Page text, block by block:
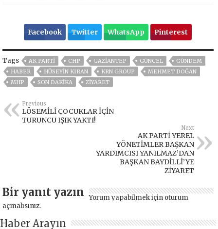
Facebook Twitter WhatsApp Pinterest
Tags AK PARTİ CHP GAZIANTEP GÜNCEL
GÜNDEM
HABER
HÜSEYIN KIRAN KRN GROUP
MEHMET DOĞAN
MHP
SON DAKIKA ZIYARET
Previous
LÖSEMİLİ ÇOCUKLAR İÇİN
TURUNCU IŞIK YAKTI!
Next
AK PARTİ YEREL
YÖNETİMLER BAŞKAN
YARDIMCISI YANILMAZ’DAN
BAŞKAN BAYDİLLİ’YE
ZİYARET
Bir yanıt yazın Yorum yapabilmek için oturum
açmalısınız.
Haber Arayın